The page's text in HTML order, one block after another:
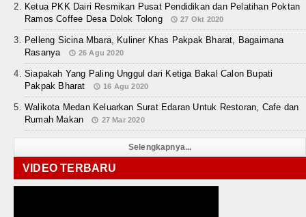
Ketua PKK Dairi Resmikan Pusat Pendidikan dan Pelatihan Poktan
Ramos Coffee Desa Dolok Tolong
27 Okt 2020
Pelleng Sicina Mbara, Kuliner Khas Pakpak Bharat, Bagaimana
Rasanya
26 Agu 2020
Siapakah Yang Paling Unggul dari Ketiga Bakal Calon Bupati
Pakpak Bharat
16 Agu 2020
Walikota Medan Keluarkan Surat Edaran Untuk Restoran, Cafe dan
Rumah Makan
27 Mar 2020
Selengkapnya...
VIDEO TERBARU